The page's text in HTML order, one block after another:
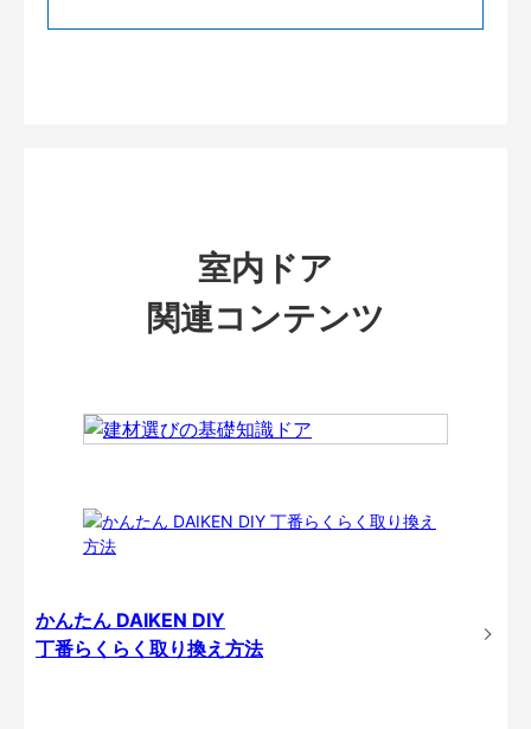
室内ドア
関連コンテンツ
かんたん DAIKEN DIY
丁番らくらく取り換え方法